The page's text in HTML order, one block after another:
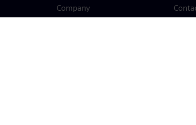
Company